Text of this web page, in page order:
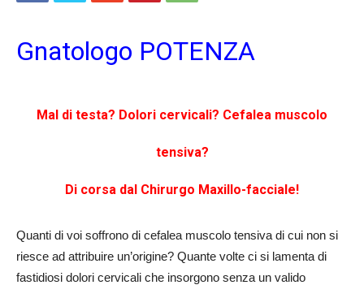
Gnatologo POTENZA
Mal di testa? Dolori cervicali? Cefalea muscolo
tensiva?
Di corsa dal Chirurgo Maxillo-facciale!
Quanti di voi soffrono di cefalea muscolo tensiva di cui non si
riesce ad attribuire un’origine? Quante volte ci si lamenta di
fastidiosi dolori cervicali che insorgono senza un valido